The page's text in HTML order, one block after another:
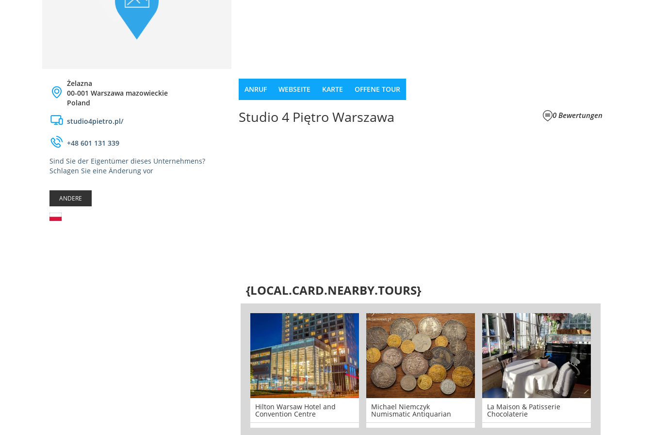
Żelazna
00-001 Warszawa mazowieckie
Poland
studio4pietro.pl/
+48 601 131 339
Sind Sie der Eigentümer dieses Unternehmens?
Schlagen Sie eine Änderung vor
ANDERE
ANRUF WEBSEITE KARTE OFFENE TOUR
0 Bewertungen
Studio 4 Piętro Warszawa
{LOCAL.CARD.NEARBY.TOURS}
Hilton Warsaw Hotel and
Convention Centre
Michael Niemczyk
Numismatic Antiquarian
La Maison & Patisserie
Chocolaterie